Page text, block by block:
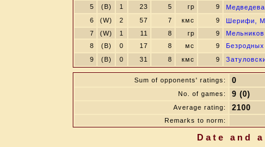
5
(B) 1 23 5 гр 9
6
(W) 2 57 7 кмс 9
Шерифи,
7
(W) 1 11 8 гр 9
8
(B) 0 17 8 мс 9
9
(B) 0 31 8 кмс 9
Sum of opponents' ratings: 0
No. of games: 9 (0)
Average rating: 2100
Remarks to norm:
Date and